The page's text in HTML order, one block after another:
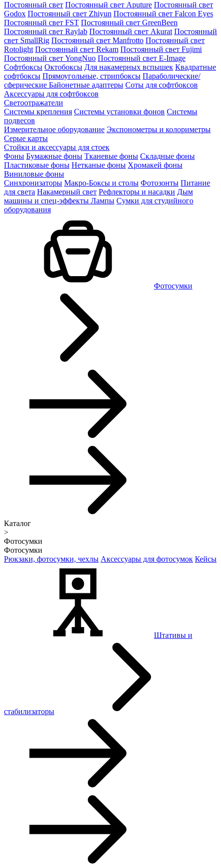
Постоянный свет Постоянный свет Aputure Постоянный свет
Godox Постоянный свет Zhiyun Постоянный свет Falcon Eyes
Постоянный свет FST Постоянный свет GreenBeen
Постоянный свет Raylab Постоянный свет Akurat Постоянный
свет SmallRig Постоянный свет Manfrotto Постоянный свет
Rotolight Постоянный свет Rekam Постоянный свет Fujimi
Постоянный свет YongNuo Постоянный свет E-Image
Софтбоксы Октобоксы Для накамерных вспышек Квадратные
софтбоксы Прямоугольные, стрипбоксы Параболические/
сферические Байонетныe адаптеры Соты для софтбоксов
Аксессуары для софтбоксов
Светоотражатели
Системы крепления Системы установки фонов Системы
подвесов
Измерительное оборудование Экспонометры и колориметры
Серые карты
Стойки и аксессуары для стоек
Фоны Бумажные фоны Тканевые фоны Складные фоны
Пластиковые фоны Нетканые фоны Хромакей фоны
Виниловые фоны
Синхронизаторы Макро-Боксы и столы Фотозонты Питание
для света Накамерный свет Рефлекторы и насадки Дым
машины и спец-эффекты Лампы Сумки для студийного
оборудования
Фотосумки
Каталог
>
Фотосумки
Фотосумки
Рюкзаки, фотосумки, чехлы Аксессуары для фотосумок Кейсы
Штативы и
стабилизаторы